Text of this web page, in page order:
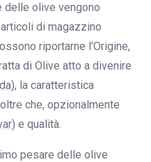
delle olive vengono
di magazzino
riportarne l’Origine,
di Olive atto a divenire
), la caratteristica
che, opzionalmente
) e qualità.
pesare delle olive